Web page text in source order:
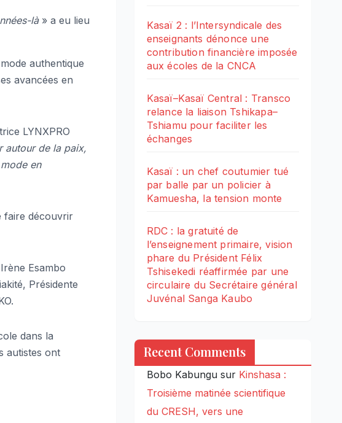
là» a eu lieu
authentique
avancées en
LYNXPRO
autour de la paix,
en
faire découvrir
Esambo
Présidente
dans la
autistes ont
Kasaï 2 : l’Intersyndicale des
enseignants dénonce une
contribution financière imposée
aux écoles de la CNCA
Kasaï–Kasaï Central : Transco
relance la liaison Tshikapa–
Tshiamu pour faciliter les
échanges
Kasaï : un chef coutumier tué
par balle par un policier à
Kamuesha, la tension monte
RDC : la gratuité de
l’enseignement primaire, vision
phare du Président Félix
Tshisekedi réaffirmée par une
circulaire du Secrétaire général
Juvénal Sanga Kaubo
Recent Comments
Bobo Kabungusur Kinshasa :
Troisième matinée scientifique
du CRESH, vers une